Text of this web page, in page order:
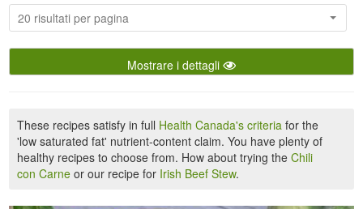
20 risultati per pagina
Mostrare i dettagli
These recipes satisfy in full Health Canada's criteria for the
'low saturated fat' nutrient-content claim. You have plenty of
healthy recipes to choose from. How about trying theChili
con Carne or our recipe for Irish Beef Stew.